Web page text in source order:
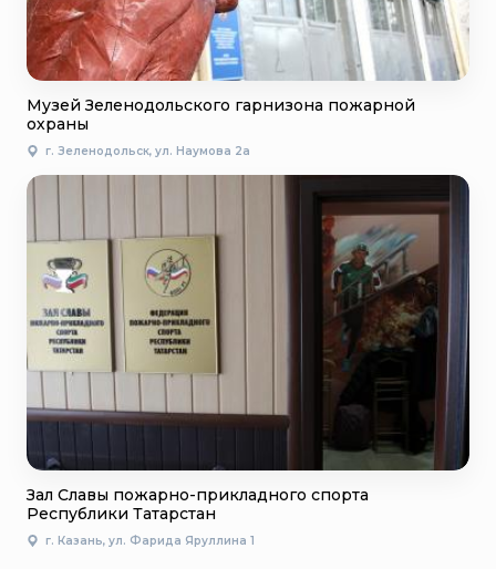
Музей Зеленодольского гарнизона пожарной
охраны
г. Зеленодольск, ул. Наумова 2а
Зал Славы пожарно-прикладного спорта
Республики Татарстан
г. Казань, ул. Фарида Яруллина 1